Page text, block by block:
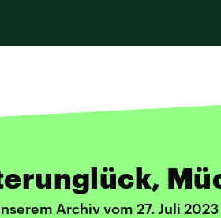
Archiv vom 27. Juli 2023